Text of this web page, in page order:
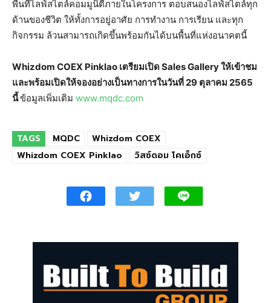
พื้นที่ไลฟ์สไตล์คอมมูนิตี้ภายในโครงการ ตอบสนองไลฟ์สไตล์ทุก
ด้านของชีวิต ให้ทั้งการอยู่อาศัย การทำงาน การเรียน และทุก
กิจกรรม ล้วนสามารถเกิดขึ้นพร้อมกันได้บนพื้นที่แห่งอนาคตนี้
Whizdom COEX Pinklao เตรียมเปิด Sales Gallery ให้เข้าชม
และพร้อมเปิดให้จองอย่างเป็นทางการในวันที่ 29 ตุลาคม 2565
นี้ข้อมูลเพิ่มเติม www.mqdc.com
TAGS MQDC
Whizdom COEX
Whizdom COEX Pinklao
วิสซ์ดอม โคเอ็กซ์